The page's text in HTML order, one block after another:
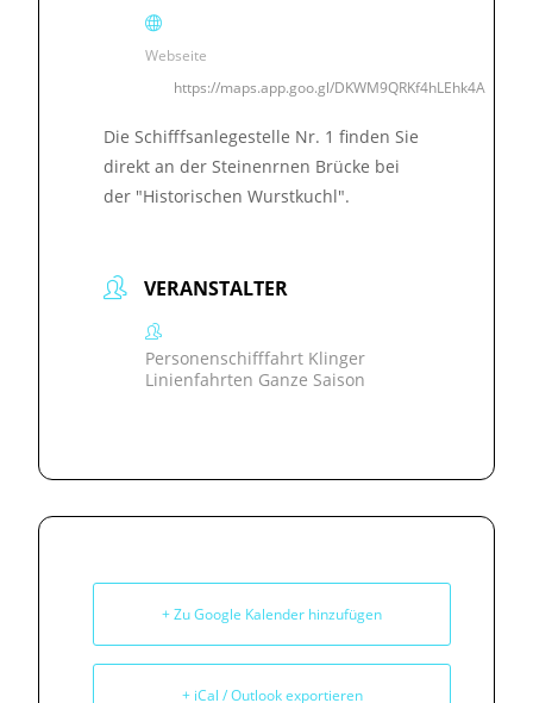
Webseite
https://maps.app.goo.gl/DKWM9QRKf4hLEhk4A
Die Schifffsanlegestelle Nr. 1 finden Sie
direkt an der Steinenrnen Brücke bei
der "Historischen Wurstkuchl".
VERANSTALTER
Personenschifffahrt Klinger
Linienfahrten Ganze Saison
+ Zu Google Kalender hinzufügen
+ iCal / Outlook exportieren